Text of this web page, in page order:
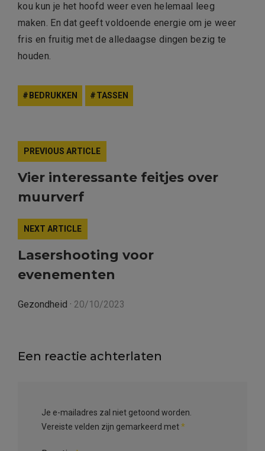
kou kun je het hoofd weer even helemaal leeg
maken. En dat geeft voldoende energie om je weer
fris en fruitig met de alledaagse dingen bezig te
houden.
BEDRUKKEN TASSEN
PREVIOUS ARTICLE
Vier interessante feitjes over
muurverf
NEXT ARTICLE
Lasershooting voor
evenementen
Gezondheid · 20/10/2023
Een reactie achterlaten
Je e-mailadres zal niet getoond worden.
Vereiste velden zijn gemarkeerd met*